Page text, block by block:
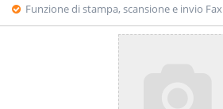
Funzione di stampa, scansione e invio Fax